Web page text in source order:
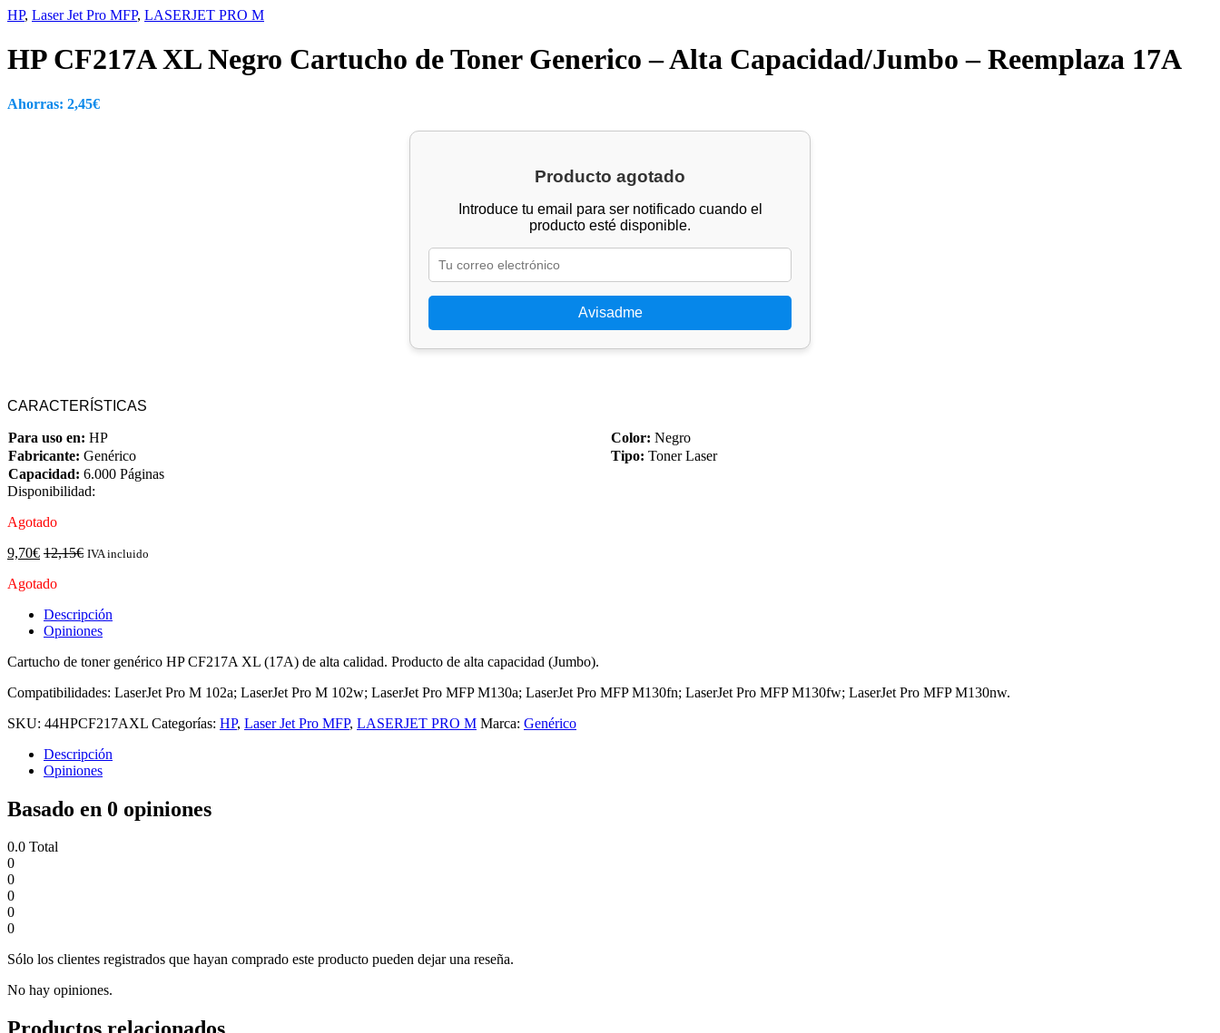
HP, Laser Jet Pro MFP, LASERJET PRO M
HP CF217A XL Negro Cartucho de Toner Generico – Alta Capacidad/Jumbo – Reemplaza 17A
Ahorras: 2,45€
Producto agotado
Introduce tu email para ser notificado cuando el
producto esté disponible.
Avisadme
CARACTERÍSTICAS
Para uso en: HP Color: Negro
Fabricante: Genérico Tipo: Toner Laser
Capacidad: 6.000 Páginas
Disponibilidad:
Agotado
9,70€ 12,15€ IVA incluido
Agotado
Descripción
Opiniones
Cartucho de toner genérico HP CF217A XL (17A) de alta calidad. Producto de alta capacidad (Jumbo).
Compatibilidades: LaserJet Pro M 102a; LaserJet Pro M 102w; LaserJet Pro MFP M130a; LaserJet Pro MFP M130fn; LaserJet Pro MFP M130fw; LaserJet Pro MFP M130nw.
SKU: 44HPCF217AXL Categorías: HP, Laser Jet Pro MFP, LASERJET PRO M Marca: Genérico
Descripción
Opiniones
Basado en 0 opiniones
0.0 Total
0
0
0
0
0
Sólo los clientes registrados que hayan comprado este producto pueden dejar una reseña.
No hay opiniones.